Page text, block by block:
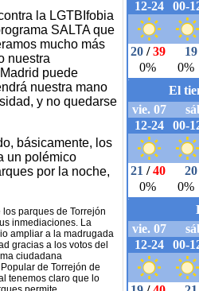
la LGTBIfobia
SALTA que
mucho más
nuestra
puede
nuestra mano
y no quedarse
básicamente, los
un polémico
por la noche,
parques de Torrejón
inmediaciones. La
ampliar a la madrugada
gracias a los votos del
ciudadana
de Torrejón de
tenemos claro que lo